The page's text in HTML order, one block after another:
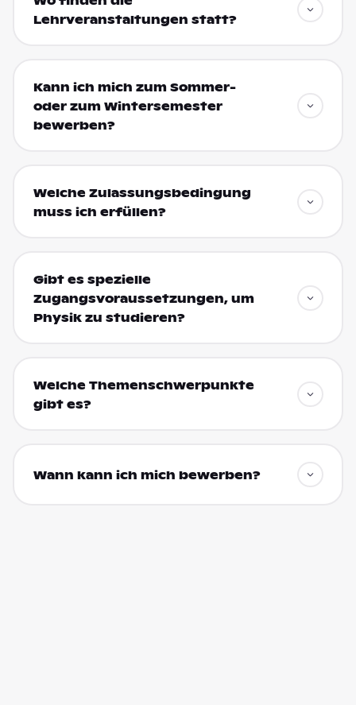
Lehrveranstaltungen statt?
Kann ich mich zum Sommer-
oder zum Wintersemester
bewerben?
Welche Zulassungsbedingung
muss ich erfüllen?
Gibt es spezielle
Zugangsvoraussetzungen, um
Physik zu studieren?
Welche Themenschwerpunkte
gibt es?
Wann kann ich mich bewerben?